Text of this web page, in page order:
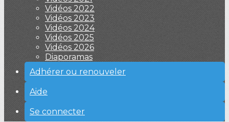
Vidéos 2022
Vidéos 2023
Vidéos 2024
Vidéos 2025
Vidéos 2026
Diaporamas
Adhérer ou renouveler
Aide
Se connecter